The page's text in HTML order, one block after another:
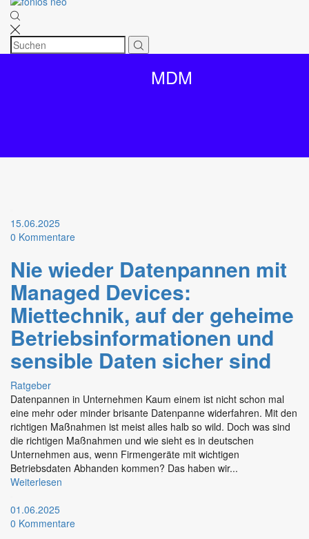
15.06.2025
0 Kommentare
Nie wieder Datenpannen mit
Managed Devices:
Miettechnik, auf der geheime
Betriebsinformationen und
sensible Daten sicher sind
Ratgeber
Datenpannen in Unternehmen Kaum einem ist nicht schon mal
eine mehr oder minder brisante Datenpanne widerfahren. Mit den
richtigen Maßnahmen ist meist alles halb so wild. Doch was sind
die richtigen Maßnahmen und wie sieht es in deutschen
Unternehmen aus, wenn Firmengeräte mit wichtigen
Betriebsdaten Abhanden kommen? Das haben wir...
Weiterlesen
01.06.2025
0 Kommentare